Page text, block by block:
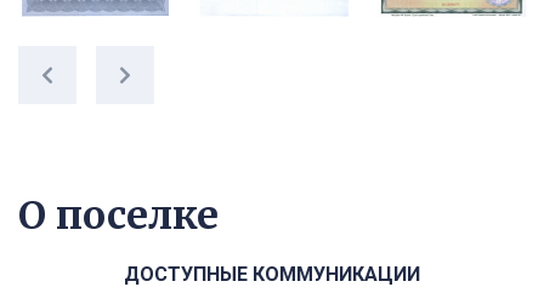
О поселке
ДОСТУПНЫЕ КОММУНИКАЦИИ